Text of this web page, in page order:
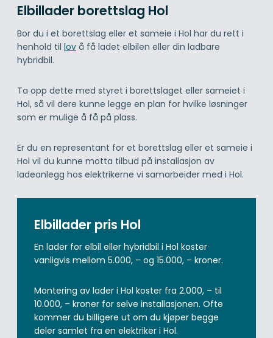
Elbillader borettslag Hol
Bor du i et borettslag eller et sameie i Hol har du rett i
henhold til lov å få ladet elbilen eller din ladbare
hybridbil.
Ta opp dette med styret i borettslaget eller sameiet i
Hol, så vil dere kunne legge en plan for hvilke løsninger
som er mulige å få på plass.
Er du en representant for et borettslag eller et sameie i
Hol vil du kunne motta tilbud på installasjon av
ladeanlegg hos elektrikerne vi samarbeider med i Hol.
Elbillader pris Hol
En lader for elbil eller hybridbil i Hol koster
vanligvis mellom 5.000, – og 15.000, – kroner.
Montering av lader i Hol koster fra 2.000, – til
10.000, – kroner for selve installasjonen. Ofte
kommer du billigere ut om du kjøper begge
deler samlet fra en elektriker i Hol.